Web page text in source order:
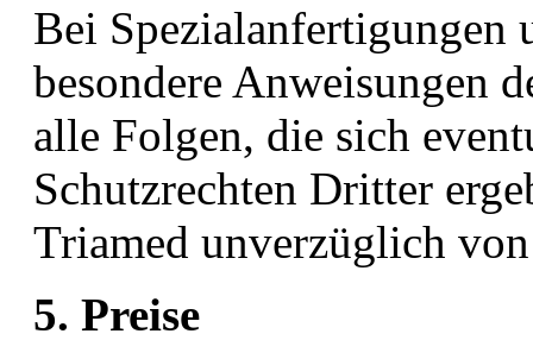
Bei
besondere Anweisungen
alle Folgen, die sich
Schutzrechten Dritter
Triamed unverzüglich
5. Preise